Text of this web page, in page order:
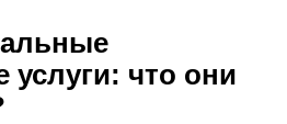
услуги: что они